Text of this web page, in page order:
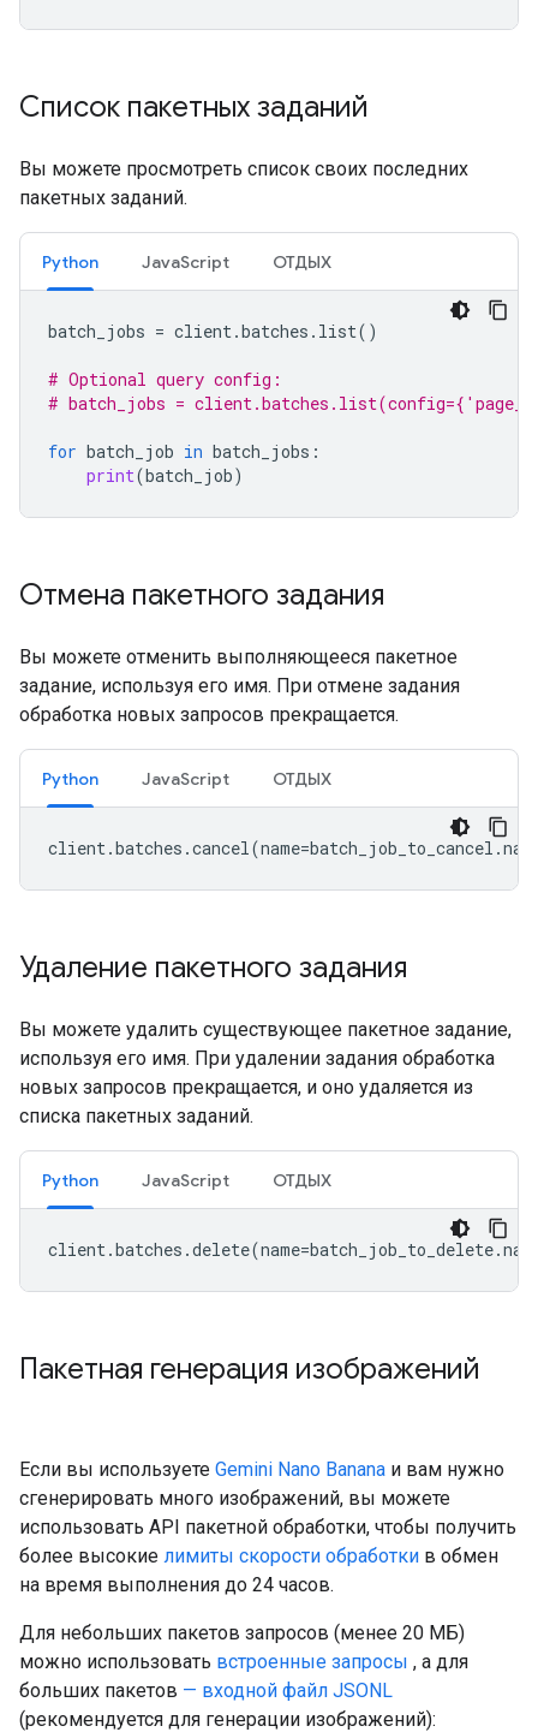
Список пакетных заданий
Вы можете просмотреть список своих последних
пакетных заданий.
Python JavaScript ОТДЫХ
batch_jobs = client.batches . list()
# Optional query config:
# batch_jobs =
for batch_job in batch_jobs :
print(batch_job)
Отмена пакетного задания
Вы можете отменить выполняющееся пакетное
задание, используя его имя. При отмене задания
обработка новых запросов прекращается.
Python JavaScript ОТДЫХ
client.batches .cancel(name=batch_job_to_cancel .
Удаление пакетного задания
Вы можете удалить существующее пакетное задание,
используя его имя. При удалении задания обработка
новых запросов прекращается, и оно удаляется из
списка пакетных заданий.
Python JavaScript ОТДЫХ
client.batches .delete(name=batch_job_to_delete.
Пакетная генерация изображений
Если вы используете Gemini Nano Banana и вам нужно
сгенерировать много изображений, вы можете
использовать API пакетной обработки, чтобы получить
более высокие лимиты скорости обработки в обмен
на время выполнения до 24 часов.
Для небольших пакетов запросов (менее 20 МБ)
можно использовать встроенные запросы , а для
больших пакетов — входной файл JSONL
(рекомендуется для генерации изображений):